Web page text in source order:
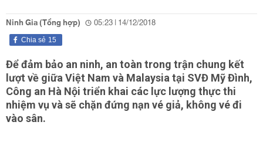
Ninh Gia (Tổng hợp) 05:23 | 14/12/2018
15
Chia sẻ
Để đảm bảo an ninh, an toàn trong trận chung kết
lượt về giữa Việt Nam và Malaysia tại SVĐ Mỹ Đình,
Công an Hà Nội triển khai các lực lượng thực thi
nhiệm vụ và sẽ chặn đứng nạn vé giả, không vé đi
vào sân.